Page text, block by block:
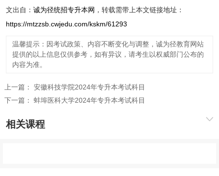
文出自： 诚为径统招专升本网 ，转载需带上本文链接地址：
https://mtzzsb.cwjedu.com/kskm/61293
温馨提示：因考试政策、内容不断变化与调整，诚为径教育网站
提供的以上信息仅供参考，如有异议，请考生以权威部门公布的
内容为准。
上一篇： 安徽科技学院2024年专升本考试科目
下一篇： 蚌埠医科大学2024年专升本考试科目
相关课程